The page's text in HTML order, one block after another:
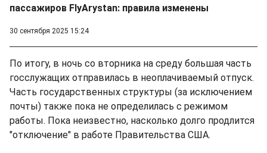
пассажиров FlyArystan: правила изменены
30 сентября 2025 15:24
По итогу, в ночь со вторника на среду большая часть
госслужащих отправилась в неоплачиваемый отпуск.
Часть государственных структуры (за исключением
почты) также пока не определилась с режимом
работы. Пока неизвестно, насколько долго продлится
"отключение" в работе Правительства США.